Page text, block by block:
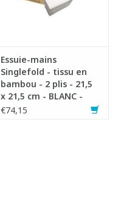
Essuie-mains
Singlefold - tissu en
bambou - 2 plis - 21,5
x 21,5 cm - BLANC -
3200 pièces (20 x 160) -
€74,15